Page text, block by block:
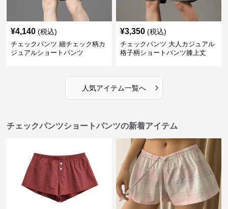
¥4,140 (税込)
チェックパンツ 細チェック柄カ
ジュアルショートパンツ
¥3,350 (税込)
チェックパンツ 大人カジュアル
格子柄ショートパンツ膝上丈
人気アイテム一覧へ ›
チェックパンツショートパンツの新着アイテム